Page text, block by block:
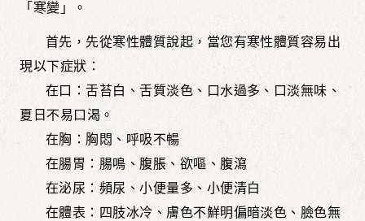
「寒變」。
首先，先從寒性體質說起，當您有寒性體質容易出
現以下症狀：
在口：舌苔白、舌質淡色、口水過多、口淡無味、
夏日不易口渴。
在胸：胸悶、呼吸不暢
在腸胃：腸鳴、腹脹、欲嘔、腹瀉
在泌尿：頻尿、小便量多、小便清白
在體表：四肢冰冷、膚色不鮮明偏暗淡色、臉色無